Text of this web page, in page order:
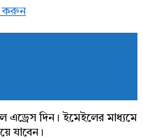
করুন
দিন। ইমেইলের মাধ্যমে
যাবেন।